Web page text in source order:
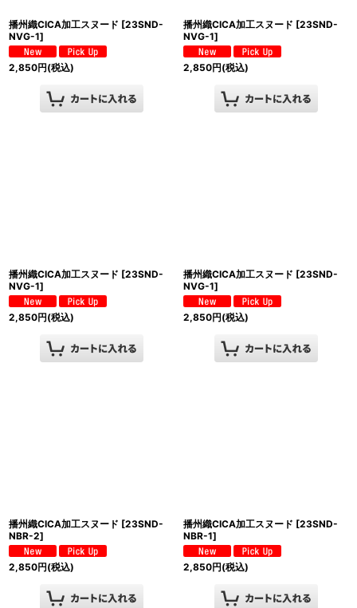
播州織CICA加工スヌード [23SND-
NVG-1]
2,850円(税込)
播州織CICA加工スヌード [23SND-
NVG-1]
2,850円(税込)
播州織CICA加工スヌード [23SND-
NVG-1]
2,850円(税込)
播州織CICA加工スヌード [23SND-
NVG-1]
2,850円(税込)
播州織CICA加工スヌード [23SND-
NBR-2]
2,850円(税込)
播州織CICA加工スヌード [23SND-
NBR-1]
2,850円(税込)